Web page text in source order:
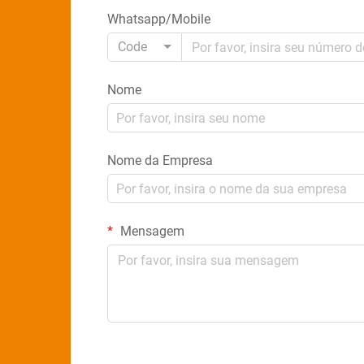
Whatsapp/Mobile
Code
Nome
Nome da Empresa
Mensagem